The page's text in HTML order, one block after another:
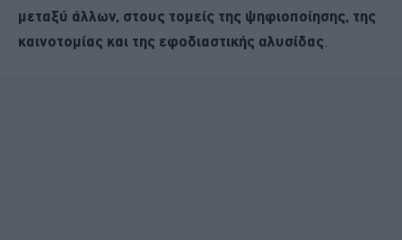
μεταξύ άλλων, στους τομείς της ψηφιοποίησης, της
καινοτομίας και της εφοδιαστικής αλυσίδας